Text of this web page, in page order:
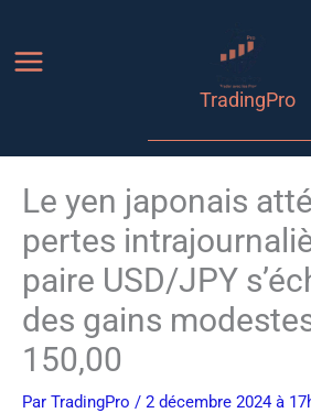
contenu
TradingPro
Le yen japonais
pertes
paire USD/JPY
des gains
150,00
Par TradingPro / 2 décembre 2024 à